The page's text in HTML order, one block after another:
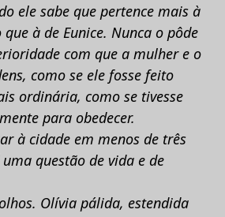
ele sabe que pertence mais à
à de Eunice. Nunca o pôde
com que a mulher e o
como se ele fosse feito
ordinária, como se tivesse
para obedecer.
à cidade em menos de três
questão de vida e de
Olívia pálida, estendida